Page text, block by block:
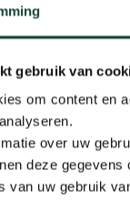
gebruik van
om content en
over uw
deze
van uw gebruik
Ella Hangstoel |
€199,00
Toevoegen